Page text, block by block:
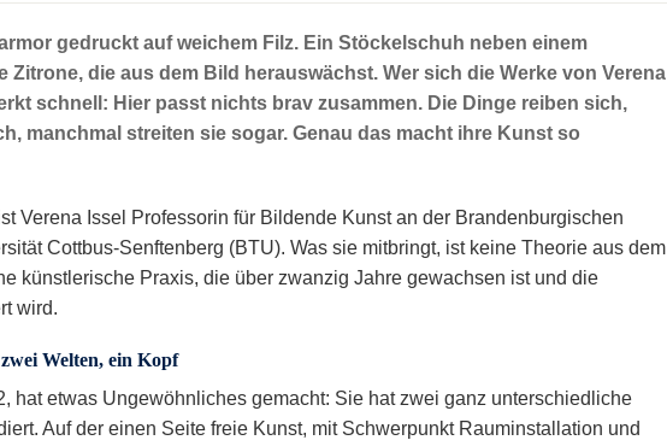
gedruckt auf weichem Filz. Ein Stöckelschuh neben einem
Zitrone, die aus dem Bild herauswächst. Wer sich die Werke von Verena
schnell: Hier passt nichts brav zusammen. Die Dinge reiben sich,
manchmal streiten sie sogar. Genau das macht ihre Kunst so
Verena Issel Professorin für Bildende Kunst an der Brandenburgischen
Cottbus-Senftenberg (BTU). Was sie mitbringt, ist keine Theorie aus dem
künstlerische Praxis, die über zwanzig Jahre gewachsen ist und die
wird.
Welten, ein Kopf
hat etwas Ungewöhnliches gemacht: Sie hat zwei ganz unterschiedliche
Auf der einen Seite freie Kunst, mit Schwerpunkt Rauminstallation und